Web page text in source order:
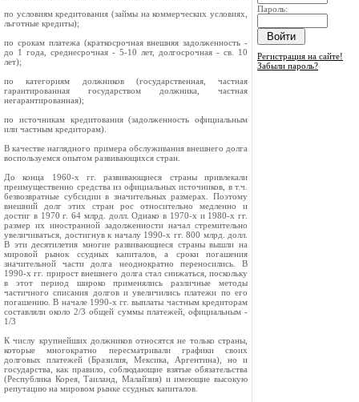
по условиям кредитования (займы на коммерческих условиях,
льготные кредиты);
по срокам платежа (краткосрочная внешняя задолженность -
до 1 года, среднесрочная - 5-10 лет, долгосрочная - св. 10
лет);
по категориям должников (государственная, частная
гарантированная государством должника, частная
негарантированная);
по источникам кредитования (задолженность официальным
или частным кредиторам).
В качестве наглядного примера обслуживания внешнего долга
воспользуемся опытом развивающихся стран.
До конца 1960-х гг. развивающиеся страны привлекали
преимущественно средства из официальных источников, в т.ч.
безвозвратные субсидии в значительных размерах. Поэтому
внешний долг этих стран рос относительно медленно и
достиг в 1970 г. 64 млрд. долл. Однако в 1970-х и 1980-х гг.
размер их иностранной задолженности начал стремительно
увеличиваться, достигнув к началу 1990-х гг. 800 млрд. долл.
В эти десятилетия многие развивающиеся страны вышли на
мировой рынок ссудных капиталов, а сроки погашения
значительной части долга неоднократно переносились. В
1990-х гг. прирост внешнего долга стал снижаться, поскольку
в этот период широко применялись различные методы
частичного списания долгов и увеличились платежи по его
погашению. В начале 1990-х гг. выплаты частным кредиторам
составляли около 2/3 общей суммы платежей, официальным -
1/3
К числу крупнейших должников относятся не только страны,
которые многократно пересматривали графики своих
долговых платежей (Бразилия, Мексика, Аргентина), но и
государства, как правило, соблюдающие взятые обязательства
(Республика Корея, Таиланд, Малайзия) и имеющие высокую
репутацию на мировом рынке ссудных капиталов.
Пароль:
Регистрация на сайте!
Забыли пароль?